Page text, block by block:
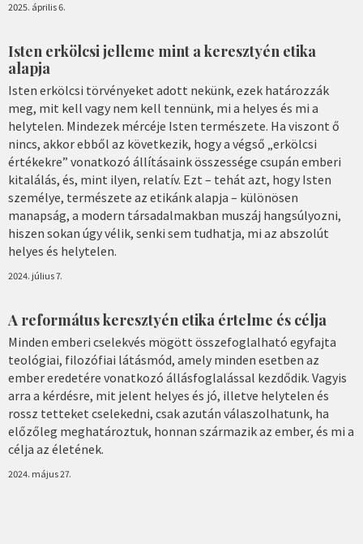
2025. április 6.
Isten erkölcsi jelleme mint a keresztyén etika
alapja
Isten erkölcsi törvényeket adott nekünk, ezek határozzák
meg, mit kell vagy nem kell tennünk, mi a helyes és mi a
helytelen. Mindezek mércéje Isten természete. Ha viszont ő
nincs, akkor ebből az következik, hogy a végső „erkölcsi
értékekre” vonatkozó állításaink összessége csupán emberi
kitalálás, és, mint ilyen, relatív. Ezt – tehát azt, hogy Isten
személye, természete az etikánk alapja – különösen
manapság, a modern társadalmakban muszáj hangsúlyozni,
hiszen sokan úgy vélik, senki sem tudhatja, mi az abszolút
helyes és helytelen.
2024. július 7.
A református keresztyén etika értelme és célja
Minden emberi cselekvés mögött összefoglalható egyfajta
teológiai, filozófiai látásmód, amely minden esetben az
ember eredetére vonatkozó állásfoglalással kezdődik. Vagyis
arra a kérdésre, mit jelent helyes és jó, illetve helytelen és
rossz tetteket cselekedni, csak azután válaszolhatunk, ha
előzőleg meghatároztuk, honnan származik az ember, és mi a
célja az életének.
2024. május 27.